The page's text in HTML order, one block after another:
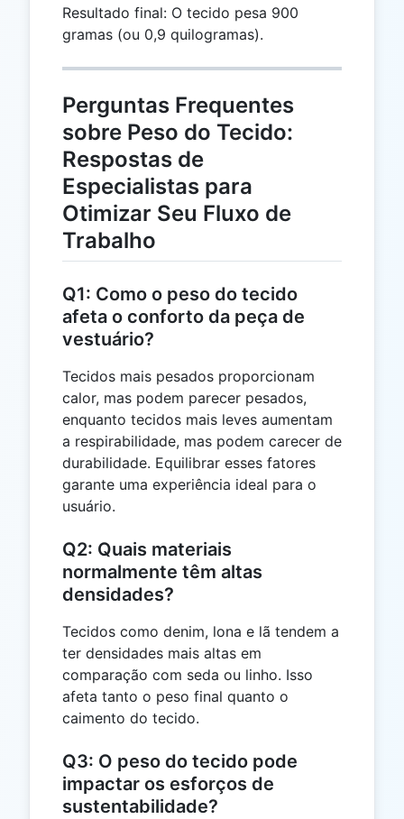
1000
=
Resultado final: O tecido pesa 900
gramas (ou 0,9 quilogramas).
Perguntas Frequentes
sobre Peso do Tecido:
Respostas de
Especialistas para
Otimizar Seu Fluxo de
Trabalho
Q1: Como o peso do tecido
afeta o conforto da peça de
vestuário?
Tecidos mais pesados proporcionam
calor, mas podem parecer pesados,
enquanto tecidos mais leves aumentam
a respirabilidade, mas podem carecer de
durabilidade. Equilibrar esses fatores
garante uma experiência ideal para o
usuário.
Q2: Quais materiais
normalmente têm altas
densidades?
Tecidos como denim, lona e lã tendem a
ter densidades mais altas em
comparação com seda ou linho. Isso
afeta tanto o peso final quanto o
caimento do tecido.
Q3: O peso do tecido pode
impactar os esforços de
sustentabilidade?